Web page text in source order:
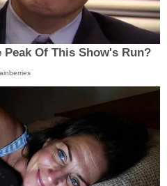
Peak Of This Show's Run?